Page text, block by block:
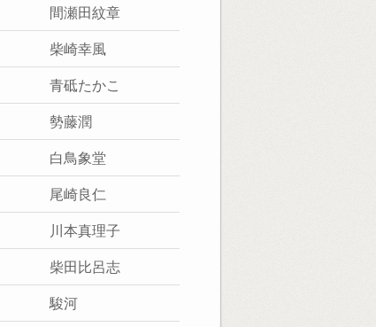
間瀬田紋章
柴崎幸風
青砥たかこ
勢藤潤
白鳥象堂
尾崎良仁
川本真理子
柴田比呂志
駿河